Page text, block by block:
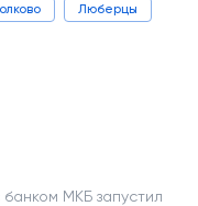
Люберцы
МКБ запустил